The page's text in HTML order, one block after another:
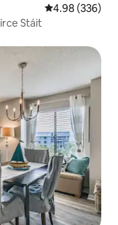
Meánrátáil
4.98 (336)
Stáit